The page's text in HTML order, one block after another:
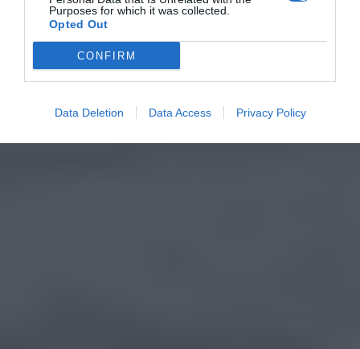
Purposes for which it was collected.
Opted Out
CONFIRM
Data Deletion Data Access Privacy Policy